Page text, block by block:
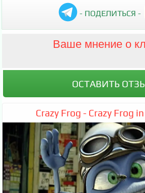
- ПОДЕЛИТЬСЯ -
Crazy Frog - Crazy Frog